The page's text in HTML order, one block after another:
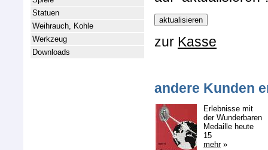
Statuen
Weihrauch, Kohle
Werkzeug
Downloads
zur Kasse
andere Kunden
Erlebnisse mit
der Wunderbaren
Medaille heute
15
mehr»